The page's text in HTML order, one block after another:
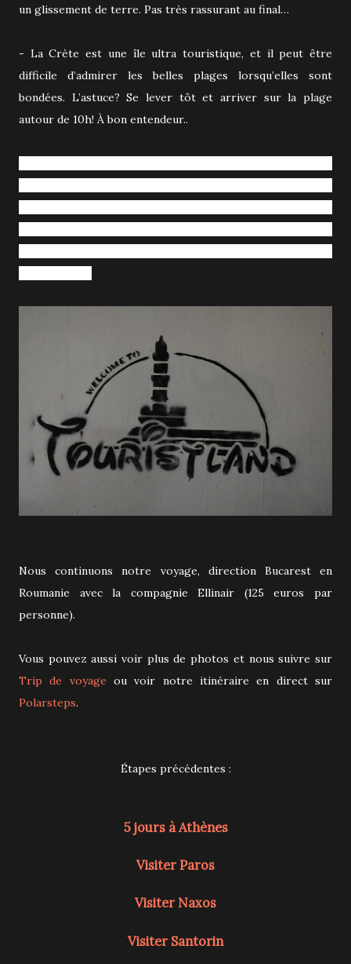
un glissement de terre. Pas très rassurant au final…
- La Crète est une île ultra touristique, et il peut être
difficile d’admirer les belles plages lorsqu’elles sont
bondées. L’astuce? Se lever tôt et arriver sur la plage
autour de 10h! À bon entendeur..
Nous continuons notre voyage, direction Bucarest en
Roumanie avec la compagnie Ellinair (125 euros par
personne).
Vous pouvez aussi voir plus de photos et nous suivre sur
Trip de voyage ou voir notre itinéraire en direct sur
Polarsteps.
Étapes précédentes :
5 jours à Athènes
Visiter Paros
Visiter Naxos
Visiter Santorin